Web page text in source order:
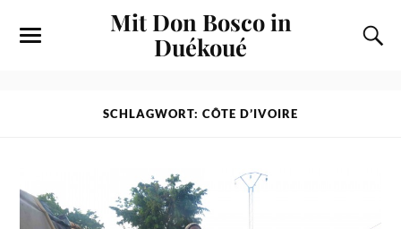
Mit Don Bosco in
Duékoué
SCHLAGWORT: CÔTE D’IVOIRE